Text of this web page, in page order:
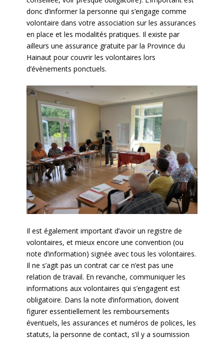
donc d’informer la personne qui s’engage comme
volontaire dans votre association sur les assurances
en place et les modalités pratiques. Il existe par
ailleurs une assurance gratuite par la Province du
Hainaut pour couvrir les volontaires lors
d’évènements ponctuels.
Il est également important d’avoir un registre de
volontaires, et mieux encore une convention (ou
note d’information) signée avec tous les volontaires.
Il ne s’agit pas un contrat car ce n’est pas une
relation de travail. En revanche, communiquer les
informations aux volontaires qui s’engagent est
obligatoire. Dans la note d’information, doivent
figurer essentiellement les remboursements
éventuels, les assurances et numéros de polices, les
statuts, la personne de contact, s’il y a soumission